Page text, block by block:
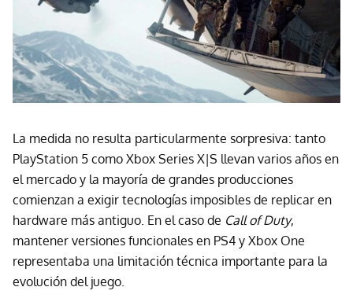
La medida no resulta particularmente sorpresiva: tanto
PlayStation 5 como Xbox Series X|S llevan varios años en
el mercado y la mayoría de grandes producciones
comienzan a exigir tecnologías imposibles de replicar en
hardware más antiguo. En el caso de Call of Duty,
mantener versiones funcionales en PS4 y Xbox One
representaba una limitación técnica importante para la
evolución del juego.